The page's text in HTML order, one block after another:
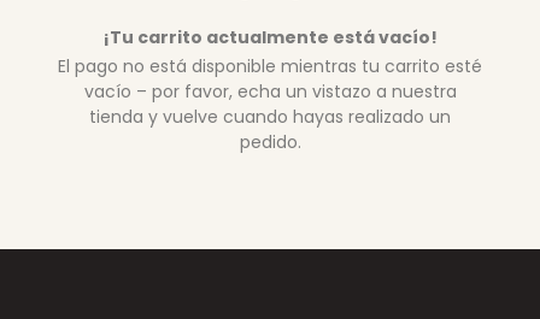
¡Tu carrito actualmente está vacío!
El pago no está disponible mientras tu carrito esté
vacío – por favor, echa un vistazo a nuestra
tienda y vuelve cuando hayas realizado un
pedido.